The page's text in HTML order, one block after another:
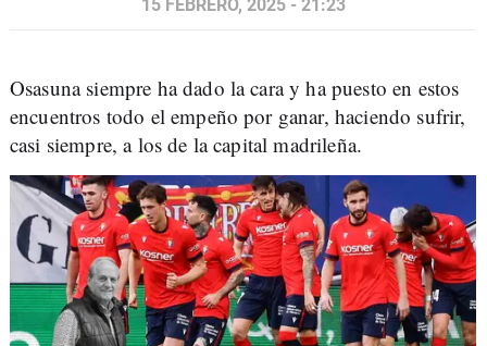
15 FEBRERO, 2025 - 21:23
Osasuna siempre ha dado la cara y ha puesto en estos
encuentros todo el empeño por ganar, haciendo sufrir,
casi siempre, a los de la capital madrileña.